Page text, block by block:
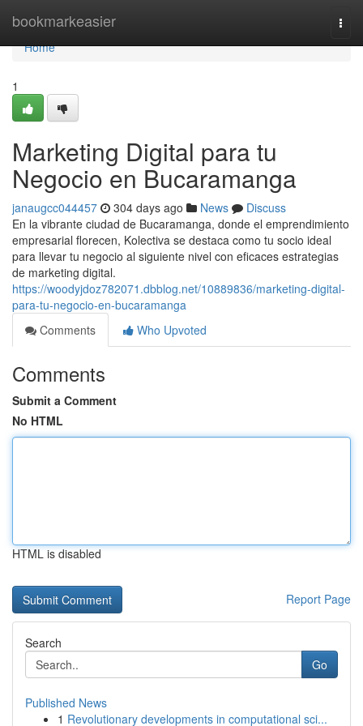
bookmarkeasier
Home
Home
1
Marketing Digital para tu
Negocio en Bucaramanga
janaugcc044457 304 days ago News
Discuss
En la vibrante ciudad de Bucaramanga, donde el emprendimiento
empresarial florecen, Kolectiva se destaca como tu socio ideal
para llevar tu negocio al siguiente nivel con eficaces estrategias
de marketing digital.
https://woodyjdoz782071.dbblog.net/10889836/marketing-digital-
para-tu-negocio-en-bucaramanga
Comments
Who Upvoted
Comments
Submit a Comment
No HTML
HTML is disabled
Report Page
Search
Go
Published News
1 Revolutionary developments in computational sci...